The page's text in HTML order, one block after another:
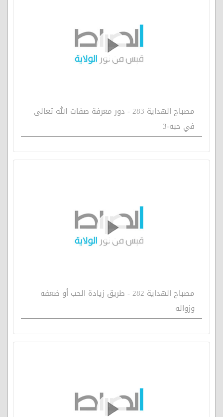
مصباح الهداية 283 - دور معرفة صفات الله تعالى
في حبه-3
مصباح الهداية 282 - طريق زيادة الحب أو ضعفه
وزواله